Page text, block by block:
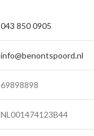
043 850 0905
info@benontspoord.nl
69898898
NL001474123B44